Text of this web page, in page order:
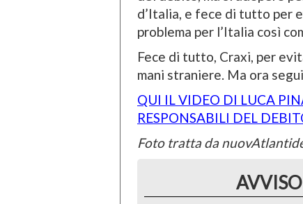
d’Italia, e fece di tutto per
problema per l’Italia così
Fece di tutto, Craxi, per
mani straniere. Ma ora
QUI IL VIDEO DI LUCA
RESPONSABILI DEL
Foto tratta da